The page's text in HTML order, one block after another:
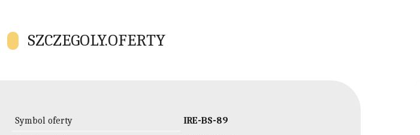
SZCZEGOLY.OFERTY
Symbol oferty
IRE-BS-89